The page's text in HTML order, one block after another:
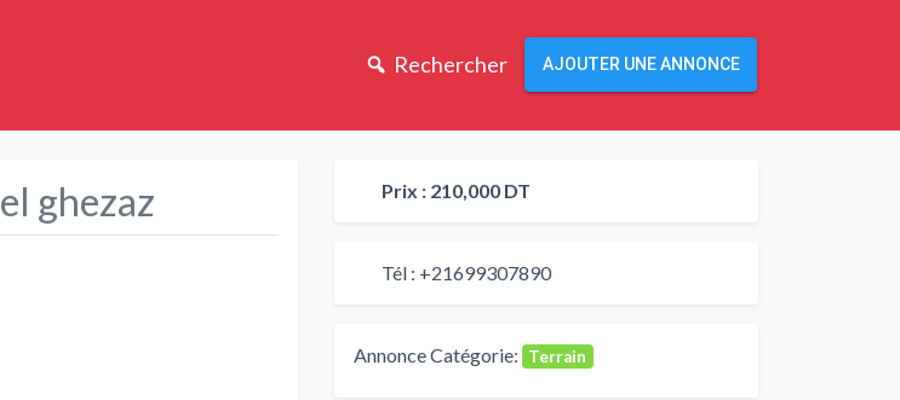
Rechercher AJOUTER UNE ANNONCE
ghezaz Prix : 210,000 DT
Tél : +21699307890
Annonce Catégorie: Terrain